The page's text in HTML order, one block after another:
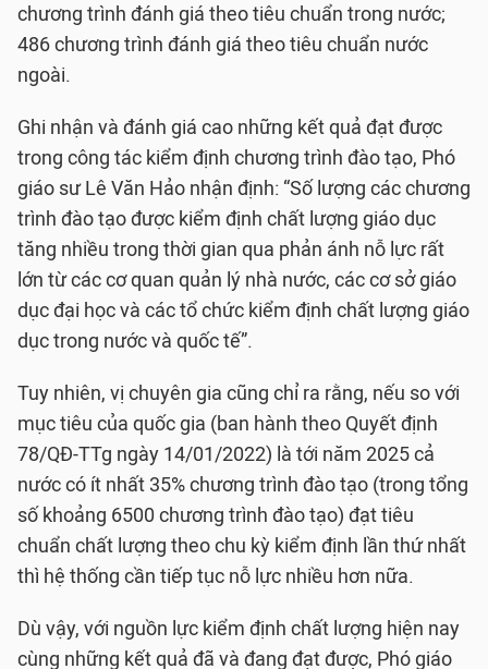
chương trình đánh giá theo tiêu chuẩn trong nước;
486 chương trình đánh giá theo tiêu chuẩn nước
ngoài.
Ghi nhận và đánh giá cao những kết quả đạt được
trong công tác kiểm định chương trình đào tạo, Phó
giáo sư Lê Văn Hảo nhận định: “Số lượng các chương
trình đào tạo được kiểm định chất lượng giáo dục
tăng nhiều trong thời gian qua phản ánh nỗ lực rất
lớn từ các cơ quan quản lý nhà nước, các cơ sở giáo
dục đại học và các tổ chức kiểm định chất lượng giáo
dục trong nước và quốc tế”.
Tuy nhiên, vị chuyên gia cũng chỉ ra rằng, nếu so với
mục tiêu của quốc gia (ban hành theo Quyết định
78/QĐ-TTg ngày 14/01/2022) là tới năm 2025 cả
nước có ít nhất 35% chương trình đào tạo (trong tổng
số khoảng 6500 chương trình đào tạo) đạt tiêu
chuẩn chất lượng theo chu kỳ kiểm định lần thứ nhất
thì hệ thống cần tiếp tục nỗ lực nhiều hơn nữa.
Dù vậy, với nguồn lực kiểm định chất lượng hiện nay
cùng những kết quả đã và đang đạt được, Phó giáo